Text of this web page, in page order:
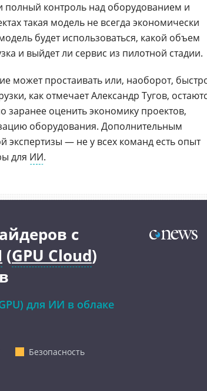
полный контроль над оборудованием и
такая модель не всегда экономически
будет использоваться, какой объем
и выйдет ли сервис из пилотной стадии.
может простаивать или, наоборот,
как отмечает Александр Тугов,
оценить экономику проектов,
оборудования. Дополнительным
экспертизы — не у всех команд есть опыт
для ИИ.
с
(GPU Cloud)
для ИИ в облаке
Безопасность